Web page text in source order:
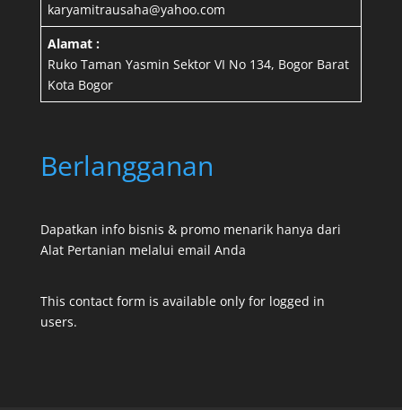
karyamitrausaha@yahoo.com
Alamat :
Ruko Taman Yasmin Sektor VI No 134, Bogor Barat
Kota Bogor
Berlangganan
Dapatkan info bisnis & promo menarik hanya dari
Alat Pertanian melalui email Anda
This contact form is available only for logged in
users.